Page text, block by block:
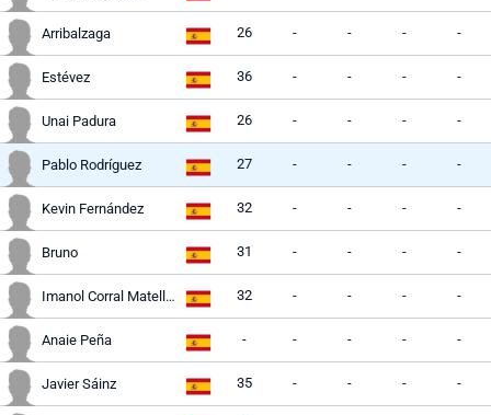
Arribalzaga 26 - - - -
Estévez 36 - - - -
Unai Padura 26 - - - -
Pablo Rodríguez 27 - - - -
Kevin Fernández 32 - - - -
Bruno 31 - - - -
Imanol Corral Matellán 32 - - - -
Anaie Peña - - - - -
Javier Sáinz 35 - - - -